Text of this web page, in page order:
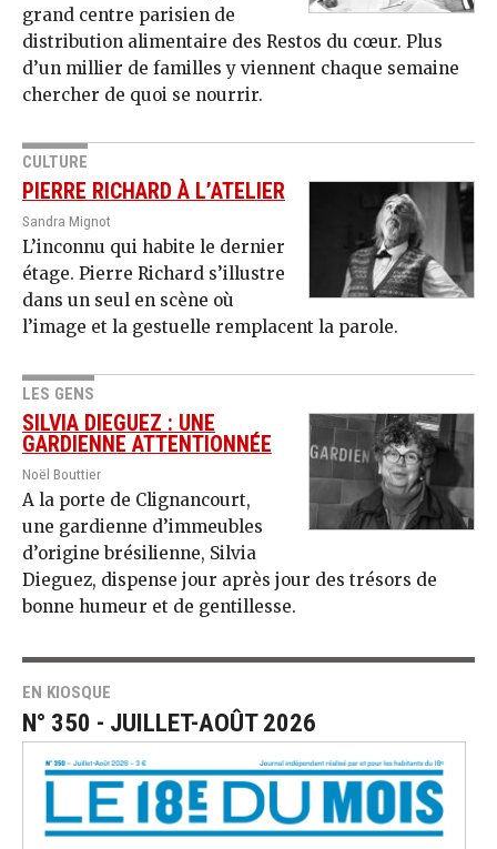
grand centre parisien de
distribution alimentaire des Restos du cœur. Plus
d’un millier de familles y viennent chaque semaine
chercher de quoi se nourrir.
CULTURE
PIERRE RICHARD À L’ATELIER
Sandra Mignot
L’inconnu qui habite le dernier
étage. Pierre Richard s’illustre
dans un seul en scène où
l’image et la gestuelle remplacent la parole.
LES GENS
SILVIA DIEGUEZ : UNE
GARDIENNE ATTENTIONNÉE
Noël Bouttier
A la porte de Clignancourt,
une gardienne d’immeubles
d’origine brésilienne, Silvia
Dieguez, dispense jour après jour des trésors de
bonne humeur et de gentillesse.
EN KIOSQUE
N° 350 - JUILLET-AOÛT 2026